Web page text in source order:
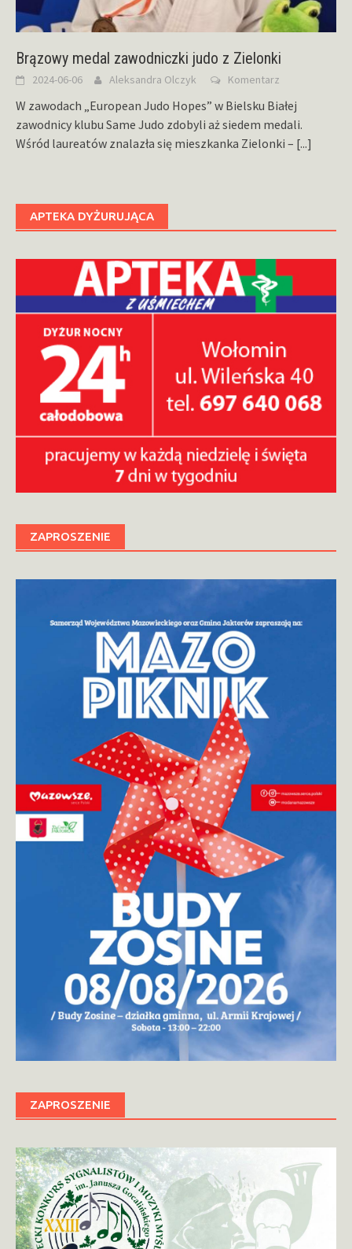
Brązowy medal zawodniczki judo z Zielonki
2024-06-06 Aleksandra Olczyk Komentarz
W zawodach „European Judo Hopes” w Bielsku Białej
zawodnicy klubu Same Judo zdobyli aż siedem medali.
Wśród laureatów znalazła się mieszkanka Zielonki – [...]
APTEKA DYŻURUJĄCA
ZAPROSZENIE
ZAPROSZENIE